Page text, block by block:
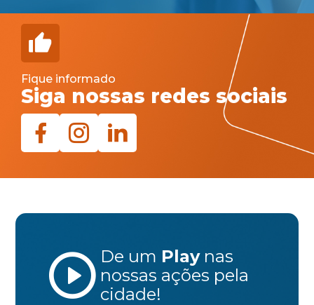
Fique informado
Siga nossas redes sociais
De um Play nas
nossas ações pela
cidade!